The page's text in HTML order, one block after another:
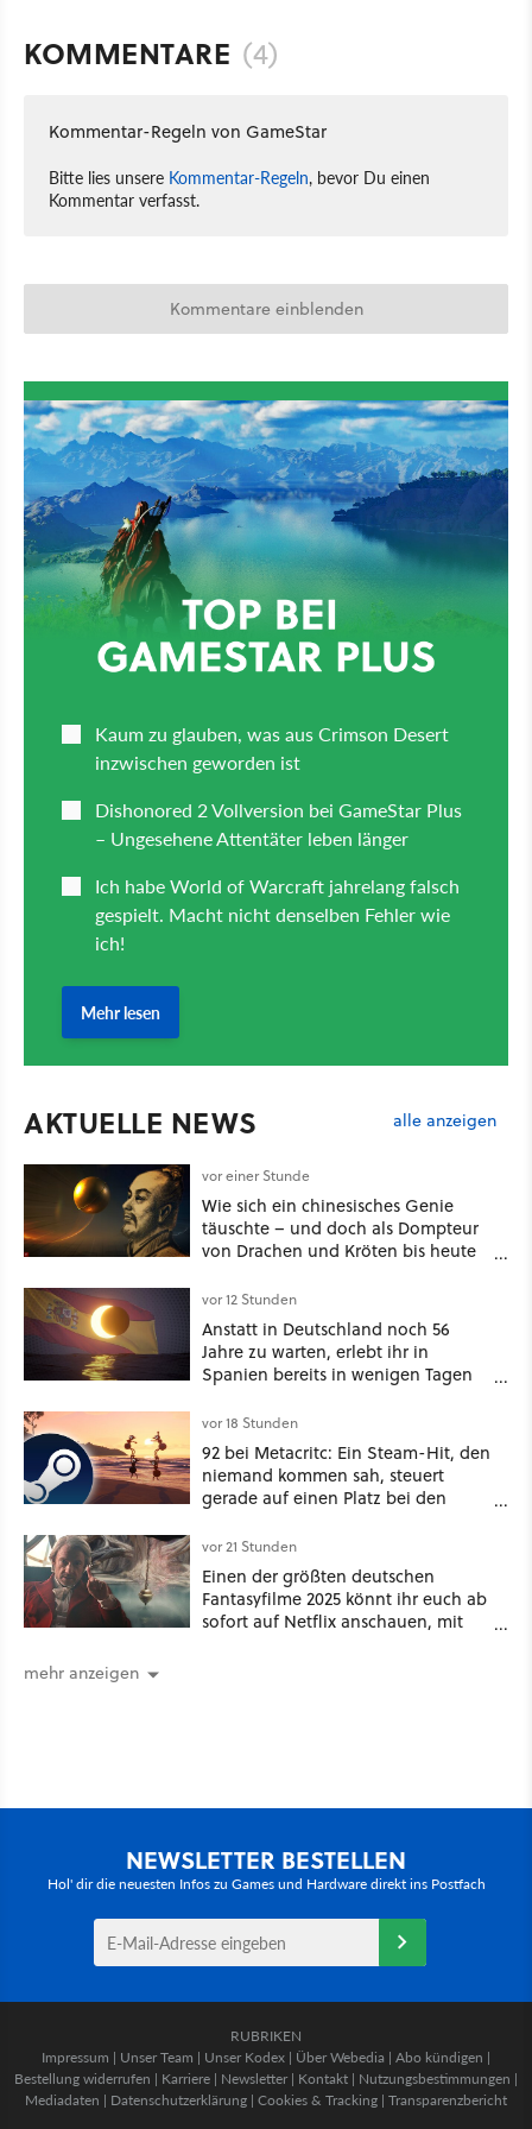
KOMMENTARE (4)
Kommentar-Regeln von GameStar
Bitte lies unsere Kommentar-Regeln, bevor Du einen
Kommentar verfasst.
Kommentare einblenden
AKTUELLE NEWS alle anzeigen
vor einer Stunde
Wie sich ein chinesisches Genie
täuschte – und doch als Dompteur
von Drachen und Kröten bis heute
vor 12 Stunden
Anstatt in Deutschland noch 56
Jahre zu warten, erlebt ihr in
Spanien bereits in wenigen Tagen
vor 18 Stunden
92 bei Metacritc: Ein Steam-Hit, den
niemand kommen sah, steuert
gerade auf einen Platz bei den
vor 21 Stunden
Einen der größten deutschen
Fantasyfilme 2025 könnt ihr euch ab
sofort auf Netflix anschauen, mit
mehr anzeigen
NEWSLETTER BESTELLEN
Hol' dir die neuesten Infos zu Games und Hardware direkt ins Postfach
RUBRIKEN
Impressum | Unser Team | Unser Kodex | Über Webedia | Abo kündigen |
Bestellung widerrufen | Karriere | Newsletter | Kontakt | Nutzungsbestimmungen |
Mediadaten | Datenschutzerklärung | Cookies & Tracking | Transparenzbericht